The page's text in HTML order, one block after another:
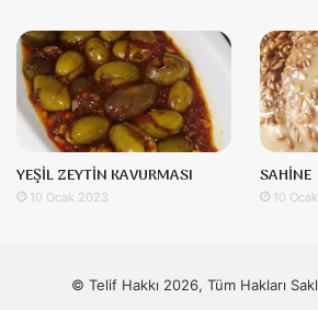
YEŞİL ZEYTİN KAVURMASI
10 Ocak 2023
SAHİNE
10
© Telif Hakkı 2026, Tüm Hakları